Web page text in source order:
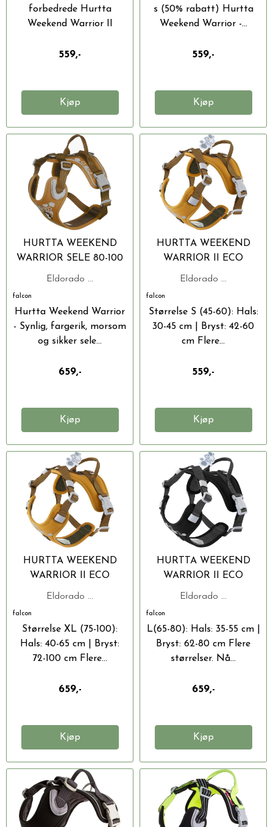
forbedrede Hurtta
Weekend Warrior II
559,-
Kjøp
s (50% rabatt) Hurtta
Weekend Warrior -...
559,-
Kjøp
HURTTA WEEKEND
WARRIOR SELE 80-100
CM, ØRKEN
Eldorado ...
falcon
Hurtta Weekend Warrior
- Synlig, fargerik, morsom
og sikker sele...
659,-
Kjøp
HURTTA WEEKEND
WARRIOR II ECO
HUNDESELE
Eldorado ...
falcon
Størrelse S (45-60): Hals:
30-45 cm | Bryst: 42-60
cm Flere...
559,-
Kjøp
HURTTA WEEKEND
WARRIOR II ECO
HUNDESELE
Eldorado ...
falcon
Størrelse XL (75-100):
Hals: 40-65 cm | Bryst:
72-100 cm Flere...
659,-
Kjøp
HURTTA WEEKEND
WARRIOR II ECO
HUNDESELE
Eldorado ...
falcon
L(65-80): Hals: 35-55 cm |
Bryst: 62-80 cm Flere
størrelser. Nå...
659,-
Kjøp